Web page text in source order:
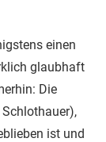
einen
glaubhaft
Die
ist und